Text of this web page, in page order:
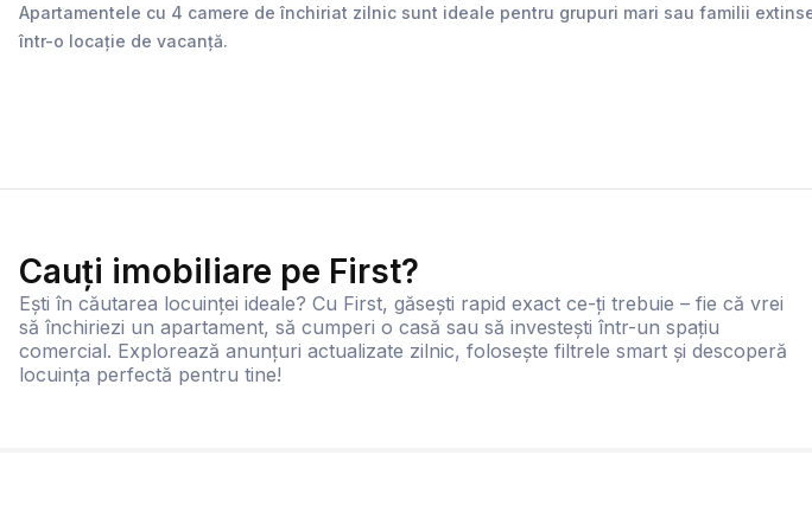
Apartamentele cu 4 camere de închiriat zilnic sunt ideale pentru grupuri mari sau familii
într-o locație de vacanță.
Cauți imobiliare pe First?
Ești în căutarea locuinței ideale? Cu First, găsești rapid exact ce-ți trebuie – fie că vrei
să închiriezi un apartament, să cumperi o casă sau să investești într-un spațiu
comercial. Explorează anunțuri actualizate zilnic, folosește filtrele smart și descoperă
locuința perfectă pentru tine!